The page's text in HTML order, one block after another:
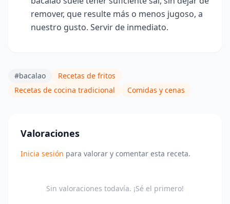
remover, que resulte más o menos jugoso, a
nuestro gusto. Servir de inmediato.
#bacalao
Recetas de fritos
Recetas de cocina tradicional
Comidas y cenas
Valoraciones
Inicia sesión para valorar y comentar esta receta.
Sin valoraciones todavía. ¡Sé el primero!